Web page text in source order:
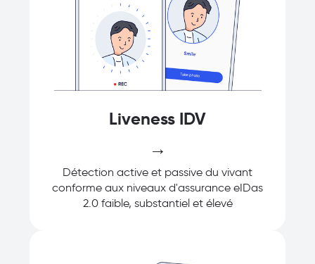
Liveness IDV
→
Détection active et passive du vivant
conforme aux niveaux d'assurance eIDas
2.0 faible, substantiel et élevé